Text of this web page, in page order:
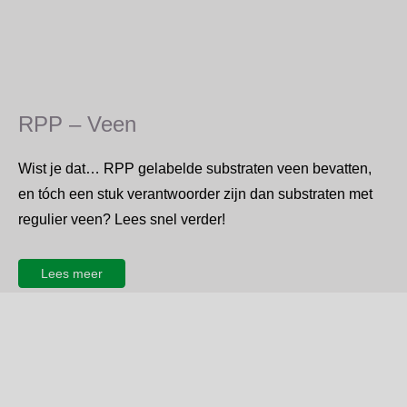
RPP – Veen
Wist je dat… RPP gelabelde substraten veen bevatten,
en tóch een stuk verantwoorder zijn dan substraten met
regulier veen? Lees snel verder!
Lees meer